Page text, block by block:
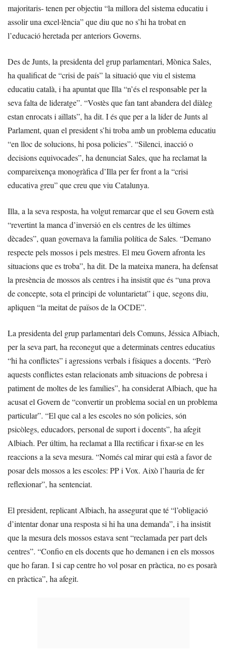
majoritaris- tenen per objectiu “la millora del sistema educatiu i
assolir una excel·lència” que diu que no s’hi ha trobat en
l’educació heretada per anteriors Governs.
Des de Junts, la presidenta del grup parlamentari, Mònica Sales,
ha qualificat de “crisi de país” la situació que viu el sistema
educatiu català, i ha apuntat que Illa “n’és el responsable per la
seva falta de lideratge”. “Vostès que fan tant abandera del diàleg
estan enrocats i aïllats”, ha dit. I és que per a la líder de Junts al
Parlament, quan el president s’hi troba amb un problema educatiu
“en lloc de solucions, hi posa policies”. “Silenci, inacció o
decisions equivocades”, ha denunciat Sales, que ha reclamat la
compareixença monogràfica d’Illa per fer front a la “crisi
educativa greu” que creu que viu Catalunya.
Illa, a la seva resposta, ha volgut remarcar que el seu Govern està
“revertint la manca d’inversió en els centres de les últimes
dècades”, quan governava la família política de Sales. “Demano
respecte pels mossos i pels mestres. El meu Govern afronta les
situacions que es troba”, ha dit. De la mateixa manera, ha defensat
la presència de mossos als centres i ha insistit que és “una prova
de concepte, sota el principi de voluntarietat” i que, segons diu,
apliquen “la meitat de països de la OCDE”.
La presidenta del grup parlamentari dels Comuns, Jéssica Albiach,
per la seva part, ha reconegut que a determinats centres educatius
“hi ha conflictes” i agressions verbals i físiques a docents. “Però
aquests conflictes estan relacionats amb situacions de pobresa i
patiment de moltes de les famílies”, ha considerat Albiach, que ha
acusat el Govern de “convertir un problema social en un problema
particular”. “El que cal a les escoles no són policies, són
psicòlegs, educadors, personal de suport i docents”, ha afegit
Albiach. Per últim, ha reclamat a Illa rectificar i fixar-se en les
reaccions a la seva mesura. “Només cal mirar qui està a favor de
posar dels mossos a les escoles: PP i Vox. Això l’hauria de fer
reflexionar”, ha sentenciat.
El president, replicant Albiach, ha assegurat que té “l’obligació
d’intentar donar una resposta si hi ha una demanda”, i ha insistit
que la mesura dels mossos estava sent “reclamada per part dels
centres”. “Confio en els docents que ho demanen i en els mossos
que ho faran. I si cap centre ho vol posar en pràctica, no es posarà
en pràctica”, ha afegit.